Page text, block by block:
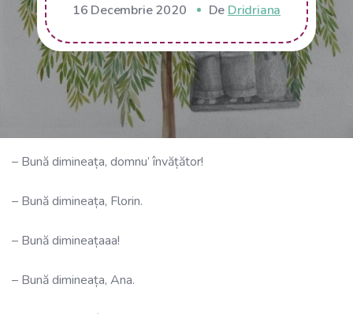
16 Decembrie 2020 De Dridriana
– Bună dimineața, domnu’ învățător!
– Bună dimineața, Florin.
– Bună dimineațaaa!
– Bună dimineața, Ana.